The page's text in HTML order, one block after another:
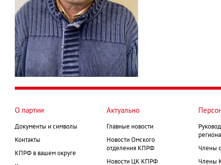
О партии
Документы и символы
Контакты
КПРФ в вашем округе
Актуально
Главные новости
Новости Омского
отделения КПРФ
Новости ЦК КПРФ
Члены
Члены